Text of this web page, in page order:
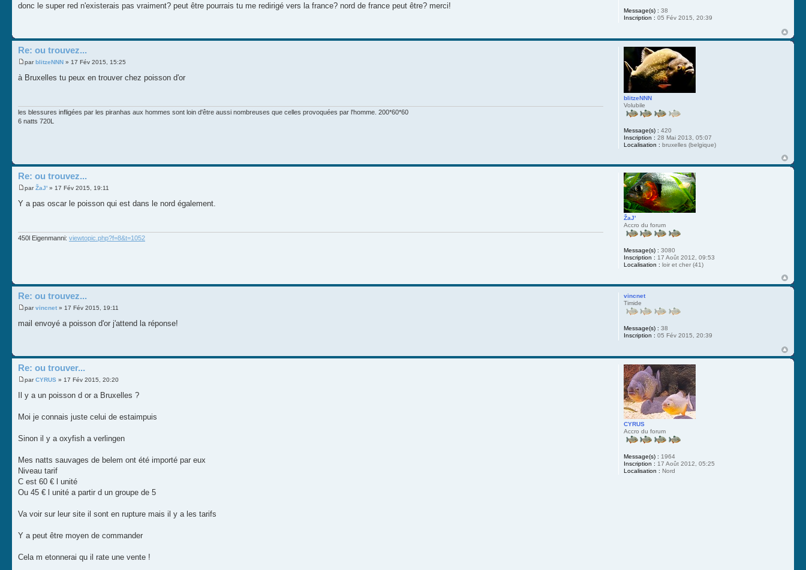
donc le super red n'existerais pas vraiment? peut être pourrais tu me redirigé vers la france? nord de france peut être? merci!
Message(s) : 38
Inscription : 05 Fév 2015, 20:39
Re: ou trouvez...
parblitzeNNN » 17 Fév 2015, 15:25
à Bruxelles tu peux en trouver chez poisson d'or
les blessures infligées par les piranhas aux hommes sont loin d'être aussi nombreuses que celles provoquées par l'homme. 200*60*60
6 natts 720L
blitzeNNN
Volubile
Message(s) : 420
Inscription : 28 Mai 2013, 05:07
Localisation : bruxelles (belgique)
Re: ou trouvez...
parŽaJ' » 17 Fév 2015, 19:11
Y a pas oscar le poisson qui est dans le nord également.
450l Eigenmanni: viewtopic.php?f=8&t=1052
ŽaJ'
Accro du forum
Message(s) : 3080
Inscription : 17 Août 2012, 09:53
Localisation : loir et cher (41)
Re: ou trouvez...
parvincnet » 17 Fév 2015, 19:11
mail envoyé a poisson d'or j'attend la réponse!
vincnet
Timide
Message(s) : 38
Inscription : 05 Fév 2015, 20:39
Re: ou trouver...
parCYRUS » 17 Fév 2015, 20:20
Il y a un poisson d or a Bruxelles ?
Moi je connais juste celui de estaimpuis
Sinon il y a oxyfish a verlingen
Mes natts sauvages de belem ont été importé par eux
Niveau tarif
C est 60 € l unité
Ou 45 € l unité a partir d un groupe de 5
Va voir sur leur site il sont en rupture mais il y a les tarifs
Y a peut être moyen de commander
Cela m etonnerai qu il rate une vente !
CYRUS
Accro du forum
Message(s) : 1964
Inscription : 17 Août 2012, 05:25
Localisation : Nord